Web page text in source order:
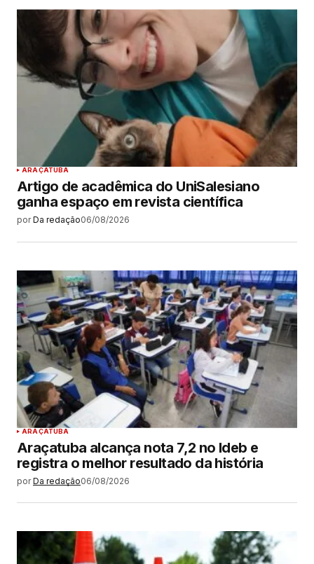
ARAÇATUBA
Artigo de acadêmica do UniSalesiano
ganha espaço em revista científica
por Da redação06/08/2026
ARAÇATUBA
Araçatuba alcança nota 7,2 no Ideb e
registra o melhor resultado da história
por Da redação06/08/2026